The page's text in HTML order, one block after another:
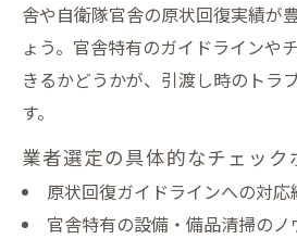
舎や自衛隊官舎の原状回復実績が
ょう。官舎特有のガイドラインや
きるかどうかが、引渡し時のトラ
す。
業者選定の具体的なチェック
原状回復ガイドラインへの対応
官舎特有の設備・備品清掃のノ